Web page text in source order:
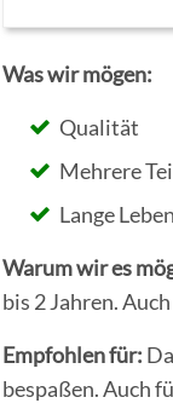
Was wir mögen:
Qualität
Mehrere
Lange
Warum wir es
bis 2 Jahren.
Empfohlen für:
bespaßen. Auch